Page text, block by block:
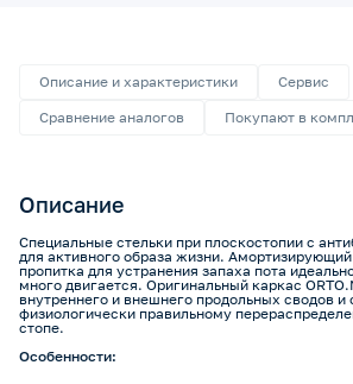
Описание и характеристики
Сервис
Сравнение аналогов
Покупают в
Описание
Специальные стельки при плоскостопии с
для активного образа жизни.
пропитка для устранения запаха пота
много двигается. Оригинальный каркас
внутреннего и внешнего продольных сводов и
физиологически правильному
стопе.
Особенности: